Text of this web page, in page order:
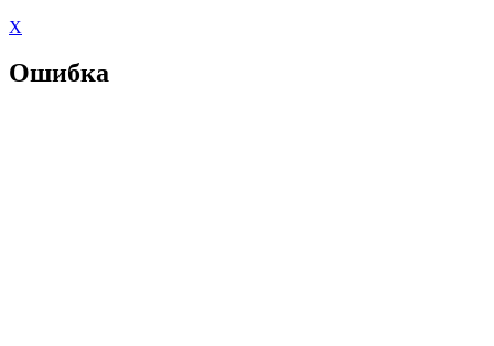
X
Ошибка